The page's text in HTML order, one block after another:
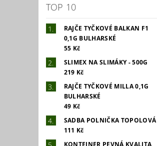
TOP 10
RAJČE TYČKOVÉ BALKAN F1
0,1G BULHARSKÉ
55 Kč
SLIMEX NA SLIMÁKY - 500G
219 Kč
RAJČE TYČKOVÉ MILLA 0,1G
BULHARSKÉ
49 Kč
SADBA POLNIČKA TOPOLOVÁ
111 Kč
KONTEJNER PEVNÁ KVALITA